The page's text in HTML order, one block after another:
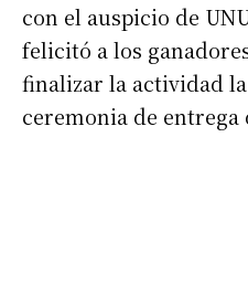
con el auspicio de
felicitó a los
finalizar la actividad
ceremonia de